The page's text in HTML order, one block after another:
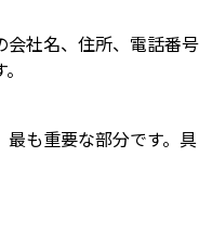
社名、住所、電話番号
も重要な部分です。具